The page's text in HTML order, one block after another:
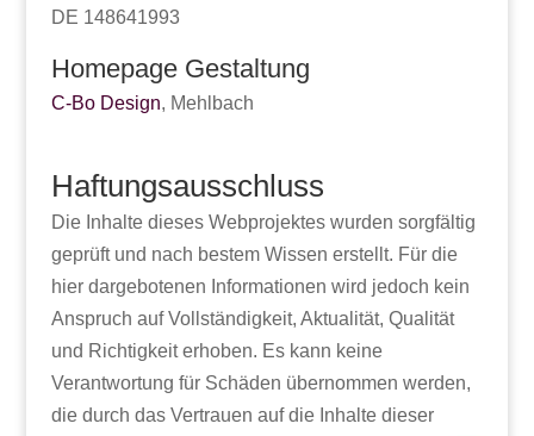
DE 148641993
Homepage Gestaltung
C-Bo Design, Mehlbach
Haftungsausschluss
Die Inhalte dieses Webprojektes wurden sorgfältig
geprüft und nach bestem Wissen erstellt. Für die
hier dargebotenen Informationen wird jedoch kein
Anspruch auf Vollständigkeit, Aktualität, Qualität
und Richtigkeit erhoben. Es kann keine
Verantwortung für Schäden übernommen werden,
die durch das Vertrauen auf die Inhalte dieser